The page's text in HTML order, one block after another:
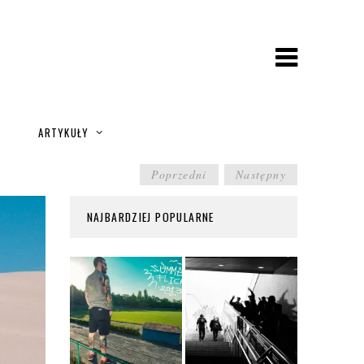
ARTYKUŁY
POST
NAVIGATION
Poprzedni Następny
NAJBARDZIEJ POPULARNE